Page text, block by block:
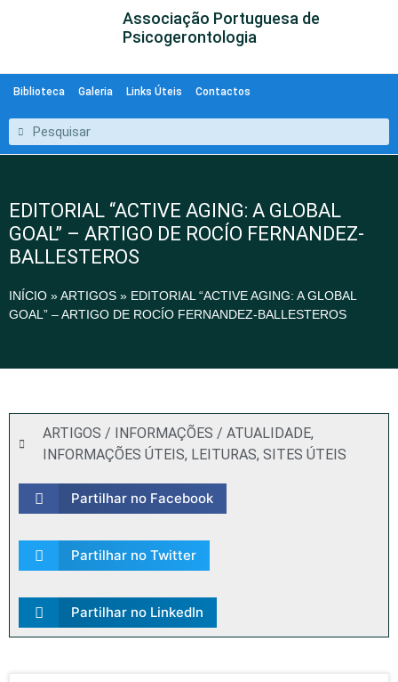
Associação Portuguesa de
Psicogerontologia
Biblioteca Galeria Links Úteis Contactos
EDITORIAL “ACTIVE AGING: A GLOBAL
GOAL” – ARTIGO DE ROCÍO FERNANDEZ-
BALLESTEROS
INÍCIO »ARTIGOS » EDITORIAL “ACTIVE AGING: A GLOBAL
GOAL” – ARTIGO DE ROCÍO FERNANDEZ-BALLESTEROS
ARTIGOS / INFORMAÇÕES / ATUALIDADE,
INFORMAÇÕES ÚTEIS, LEITURAS, SITES ÚTEIS
Partilhar no Facebook
Partilhar no Twitter
Partilhar no LinkedIn